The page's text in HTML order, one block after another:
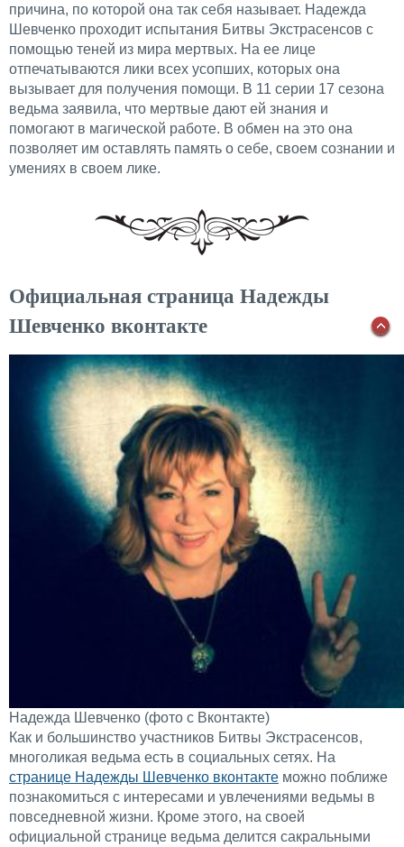
причина, по которой она так себя называет. Надежда
Шевченко проходит испытания Битвы Экстрасенсов с
помощью теней из мира мертвых. На ее лице
отпечатываются лики всех усопших, которых она
вызывает для получения помощи. В 11 серии 17 сезона
ведьма заявила, что мертвые дают ей знания и
помогают в магической работе. В обмен на это она
позволяет им оставлять память о себе, своем сознании и
умениях в своем лике.
Официальная страница Надежды
Шевченко вконтакте
Надежда Шевченко (фото с Вконтакте)
Как и большинство участников Битвы Экстрасенсов,
многоликая ведьма есть в социальных сетях. На
странице Надежды Шевченко вконтакте можно поближе
познакомиться с интересами и увлечениями ведьмы в
повседневной жизни. Кроме этого, на своей
официальной странице ведьма делится сакральными